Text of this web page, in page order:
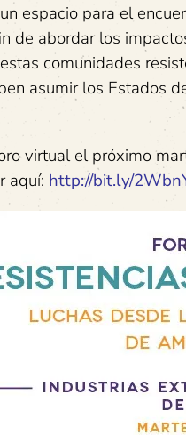
espacio para el
de abordar los
comunidades
asumir los Estados
virtual el próximo
aquí: http://bit.ly/